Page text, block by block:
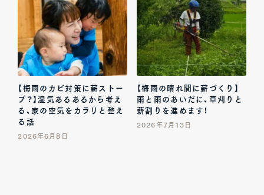
【梅雨のカビ対策に薪ストー
ブ？】湿気あるあるから考え
る、家の空気をカラリと整え
る話
2026年6月8日
【梅雨の晴れ間に薪づくり】
雨と雨のあいだに、草刈りと
薪割りを進めます！
2026年7月13日